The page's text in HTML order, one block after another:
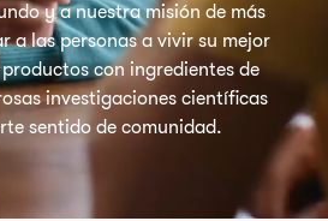
y a nuestra misión de más
a las personas a vivir su mejor
con ingredientes de
investigaciones científicas
sentido de comunidad.